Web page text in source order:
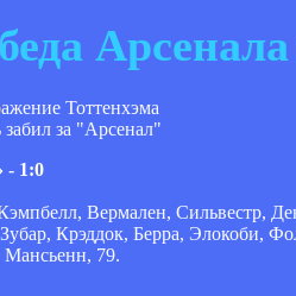
за "Арсенал"
- 1:0
Вермален, Сильвестр,
Крэддок, Берра, Элокоби,
79.